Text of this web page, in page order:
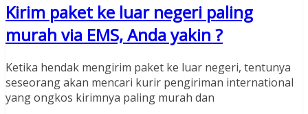
Kirim paket ke luar negeri paling
murah via EMS, Anda yakin ?
Ketika hendak mengirim paket ke luar negeri, tentunya
seseorang akan mencari kurir pengiriman international
yang ongkos kirimnya paling murah dan